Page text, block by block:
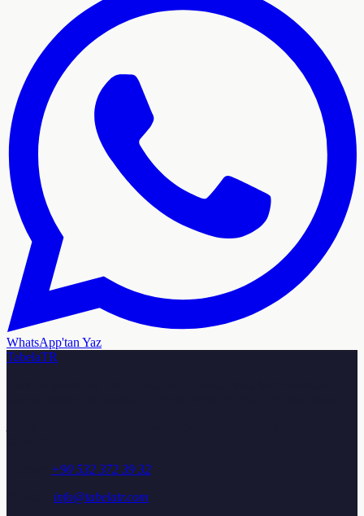
WhatsApp'tan Yaz
TabelaTR
+90 532 372 39 32
info@tabelatr.com